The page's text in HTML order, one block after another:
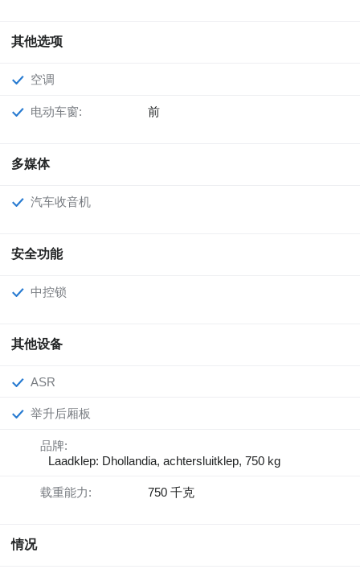
其他选项
空调
电动车窗: 前
多媒体
汽车收音机
安全功能
中控锁
其他设备
ASR
举升后厢板
品牌:
Laadklep: Dhollandia, achtersluitklep, 750 kg
载重能力: 750 千克
情况